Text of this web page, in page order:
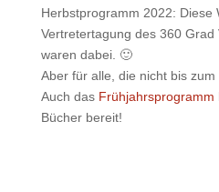
Herbstprogramm 2022: Diese
Vertretertagung des 360 Grad
waren dabei. 🙂
Aber für alle, die nicht bis
Auch das Frühjahrsprogramm
Bücher bereit!